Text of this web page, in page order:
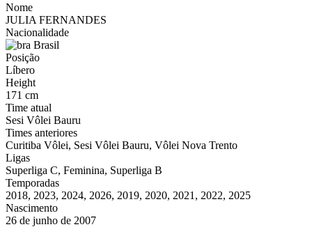
Nome
JULIA FERNANDES
Nacionalidade
Brasil
Posição
Líbero
Height
171 cm
Time atual
Sesi Vôlei Bauru
Times anteriores
Curitiba Vôlei, Sesi Vôlei Bauru, Vôlei Nova Trento
Ligas
Superliga C, Feminina, Superliga B
Temporadas
2018, 2023, 2024, 2026, 2019, 2020, 2021, 2022, 2025
Nascimento
26 de junho de 2007